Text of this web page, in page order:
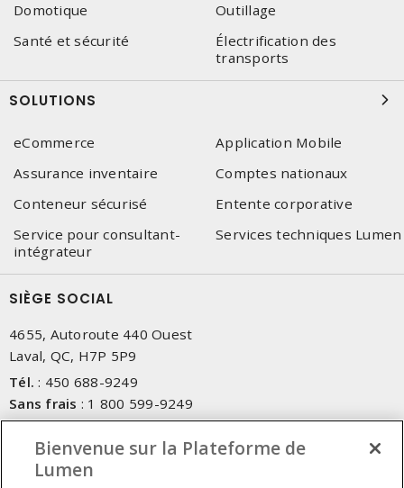
Domotique
Outillage
Santé et sécurité
Électrification des
transports
SOLUTIONS
eCommerce
Application Mobile
Assurance inventaire
Comptes nationaux
Conteneur sécurisé
Entente corporative
Service pour consultant-
intégrateur
Services techniques Lumen
SIÈGE SOCIAL
4655, Autoroute 440 Ouest
Laval, QC, H7P 5P9
Tél. : 450 688-9249
Sans frais : 1 800 599-9249
Téléc.:450 686-1444
Service d'urgence:1 800 363-0303 (Après les heures de
bureau - 17h00 et 7h00, Frais applicables)
Bienvenue sur la Plateforme de
Lumen